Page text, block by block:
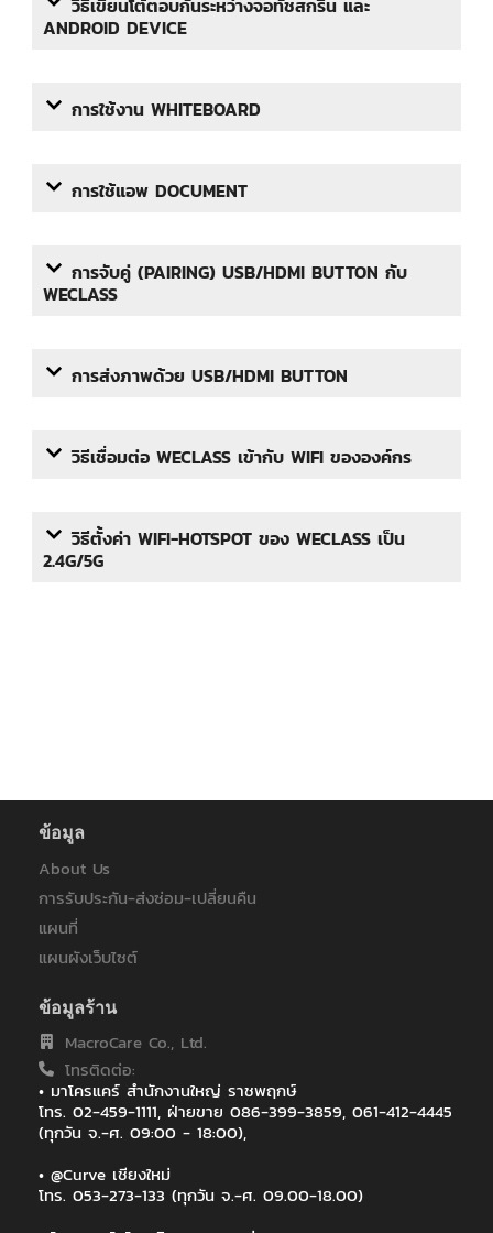
วิธีเขียนโต้ตอบกันระหว่างจอทัชสกรีน และ
ANDROID DEVICE
การใช้งาน WHITEBOARD
การใช้แอพ DOCUMENT
การจับคู่ (PAIRING) USB/HDMI BUTTON กับ
WECLASS
การส่งภาพด้วย USB/HDMI BUTTON
วิธีเชื่อมต่อ WECLASS เข้ากับ WIFI ขององค์กร
วิธีตั้งค่า WIFI-HOTSPOT ของ WECLASS เป็น
2.4G/5G
ข้อมูล
About Us
การรับประกัน-ส่งซ่อม-เปลี่ยนคืน
แผนที่
แผนผังเว็บไซต์
ข้อมูลร้าน
MacroCare Co., Ltd.
โทรติดต่อ:
• มาโครแคร์ สำนักงานใหญ่ ราชพฤกษ์
โทร. 02-459-1111, ฝ่ายขาย 086-399-3859, 061-412-4445
(ทุกวัน จ.-ศ. 09:00 - 18:00),
• @Curve เชียงใหม่
โทร. 053-273-133 (ทุกวัน จ.-ศ. 09.00-18.00)